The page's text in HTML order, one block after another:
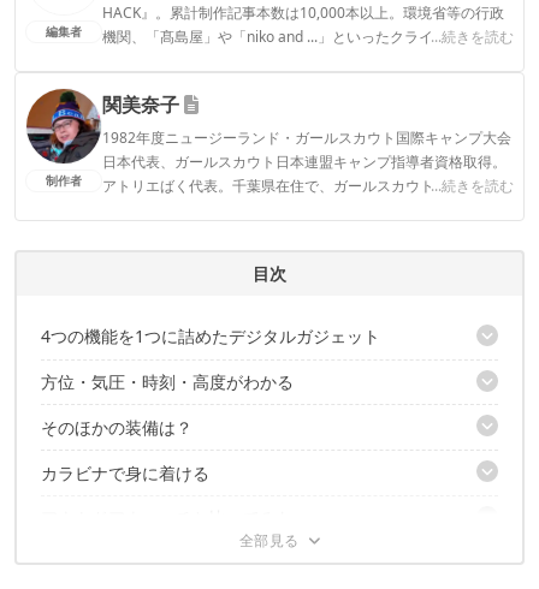
編集者
HACK』。累計制作記事本数は10,000本以上。環境省等の行政
機関、「髙島屋」や「niko and ...」といったクライアントとの
...続きを読む
CAMP HACK編集部のプロフィール
制作者
関美奈子
1982年度ニュージーランド・ガールスカウト国際キャンプ大会
日本代表、ガールスカウト日本連盟キャンプ指導者資格取得。
アトリエばく代表。千葉県在住で、ガールスカウトの野営訓練
...続きを読む
関美奈子のプロフィール
目次
4つの機能を1つに詰めたデジタルガジェット
気圧の変化や天候の予測がこれひとつ
方位・気圧・時刻・高度がわかる
DATAボタン・MODEボタン
1｜コンパス［COMP］で方位を見る
2｜気圧計［BARO］
そのほかの装備は？
DATAボタンでバックライトが点灯
カラビナで身に着ける
キャンプに、お出かけに、小回りが利いて重宝！